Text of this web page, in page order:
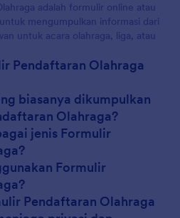
adalah formulir online atau
mengumpulkan informasi dari
untuk acara olahraga, liga, atau
Pendaftaran Olahraga
biasanya dikumpulkan
Olahraga?
jenis Formulir
Formulir
Pendaftaran Olahraga